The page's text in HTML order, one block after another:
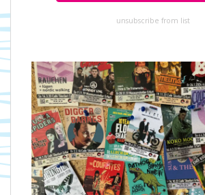
unsubscribe from list